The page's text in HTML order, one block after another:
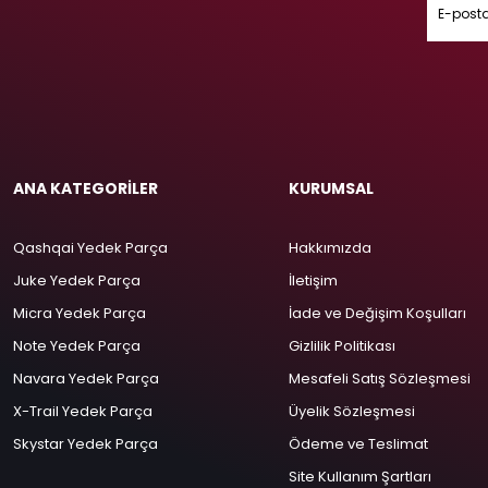
ANA KATEGORİLER
Qashqai Yedek Parça
Juke Yedek Parça
Micra Yedek Parça
Note Yedek Parça
Navara Yedek Parça
X-Trail Yedek Parça
Skystar Yedek Parça
KURUMSAL
Hakkımızda
İletişim
İade ve Değişim Koşulları
Gizlilik Politikası
Mesafeli Satış Sözleşmesi
Üyelik Sözleşmesi
Ödeme ve Teslimat
Site Kullanım Şartları